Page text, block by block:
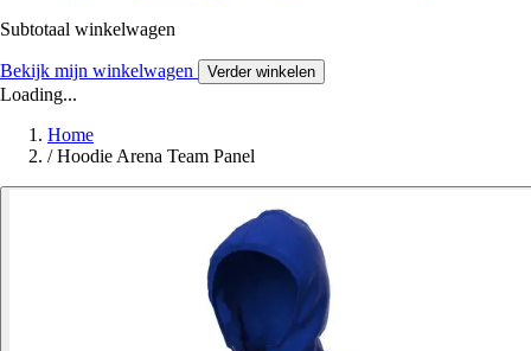
Subtotaal winkelwagen
Bekijk mijn winkelwagen Verder winkelen
Loading...
Home
/ Hoodie Arena Team Panel